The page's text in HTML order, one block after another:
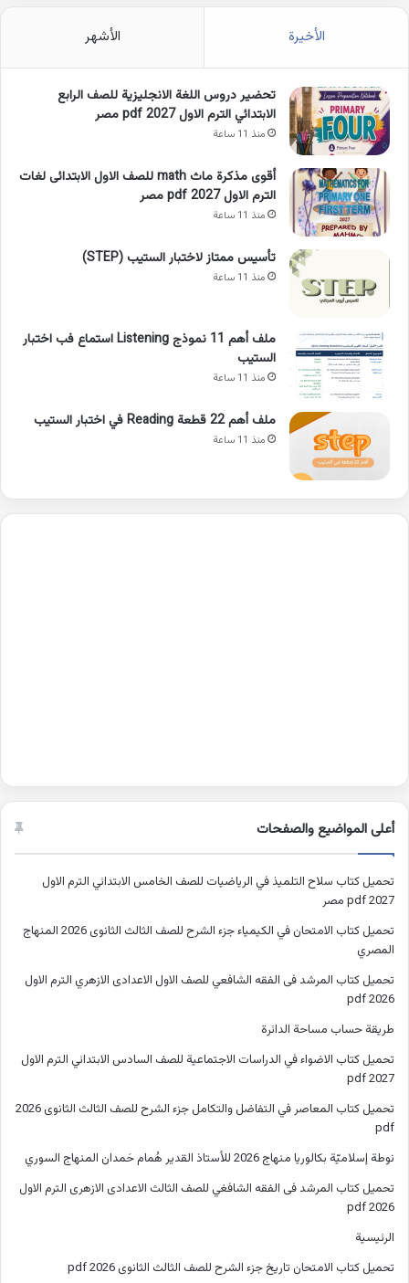
الأخيرة الأشهر
تحضير دروس اللغة الانجليزية للصف الرابع
الابتدائي الترم الاول 2027 pdf مصر
منذ 11 ساعة
أقوى مذكرة ماث math للصف الاول الابتدائى لغات
الترم الاول pdf 2027 مصر
منذ 11 ساعة
تأسيس ممتاز لاختبار الستيب (STEP)
منذ 11 ساعة
ملف أهم 11 نموذج Listening استماع فب اختبار
الستيب
منذ 11 ساعة
ملف أهم 22 قطعة Reading في اختبار الستيب
منذ 11 ساعة
أعلى المواضيع والصفحات
تحميل كتاب سلاح التلميذ في الرياضيات للصف الخامس الابتدائي الترم الاول
2027 pdf مصر
تحميل كتاب الامتحان في الكيمياء جزء الشرح للصف الثالث الثانوى 2026 المنهاج
المصري
تحميل كتاب المرشد فى الفقه الشافعي للصف الاول الاعدادى الازهري الترم الاول
2026 pdf
طريقة حساب مساحة الدائرة
تحميل كتاب الاضواء في الدراسات الاجتماعية للصف السادس الابتدائي الترم الاول
2027 pdf
تحميل كتاب المعاصر في التفاضل والتكامل جزء الشرح للصف الثالث الثانوى 2026
pdf
نوطة إسلاميّة بكالوريا منهاج 2026 للأستاذ القدير هُمام حَمدان المنهاج السوري
تحميل كتاب المرشد فى الفقه الشافغي للصف الثالث الاعدادى الازهرى الترم الاول
2026 pdf
الرئيسية
تحميل كتاب الامتحان تاريخ جزء الشرح للصف الثالث الثانوى 2026 pdf